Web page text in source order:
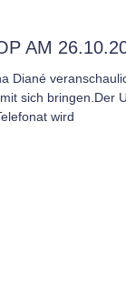
AM
Diané
sich bringen.Der
wird